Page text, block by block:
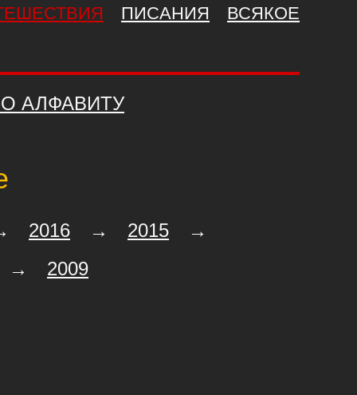
АЛФАВИТУ
2016 → 2015
→
→
2009
ПИСАНИЯ ВСЯКОЕ